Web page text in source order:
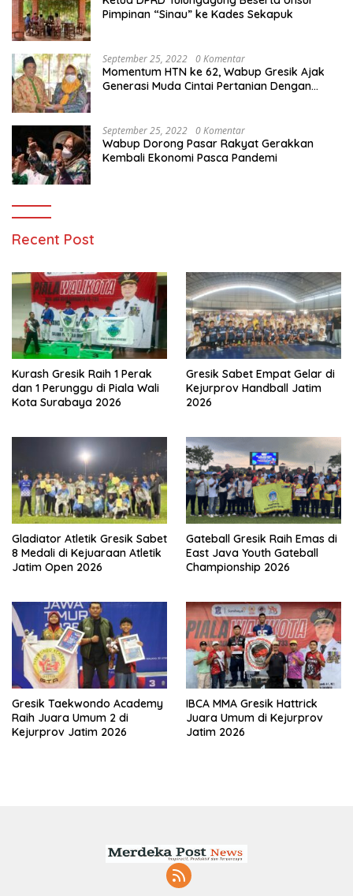
Pimpinan “Sinau” ke Kades Sekapuk
September 25, 2022 0 Komentar
Momentum HTN ke 62, Wabup Gresik Ajak
Generasi Muda Cintai Pertanian Dengan
September 25, 2022 0 Komentar
Wabup Dorong Pasar Rakyat Gerakkan
Kembali Ekonomi Pasca Pandemi
Recent Post
Kurash Gresik Raih 1 Perak
dan 1 Perunggu di Piala Wali
Kota Surabaya 2026
Gresik Sabet Empat Gelar di
Kejurprov Handball Jatim
2026
Gladiator Atletik Gresik Sabet
8 Medali di Kejuaraan Atletik
Jatim Open 2026
Gateball Gresik Raih Emas di
East Java Youth Gateball
Championship 2026
Gresik Taekwondo Academy
Raih Juara Umum 2 di
Kejurprov Jatim 2026
IBCA MMA Gresik Hattrick
Juara Umum di Kejurprov
Jatim 2026